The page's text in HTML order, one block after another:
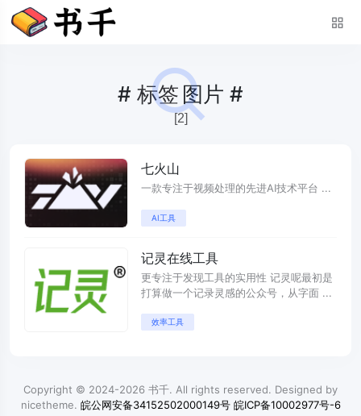
# 标签 图片 #
[2]
七火山
一款专注于视频处理的先进AI技术平台 ...
AI工具
记灵在线工具
更专注于发现工具的实用性 记灵呢最初是
打算做一个记录灵感的公众号，从字面 ...
效率工具
Copyright © 2024-2026 书千. All rights reserved. Designed by
nicetheme. 皖公网安备34152502000149号 皖ICP备10002977号-6